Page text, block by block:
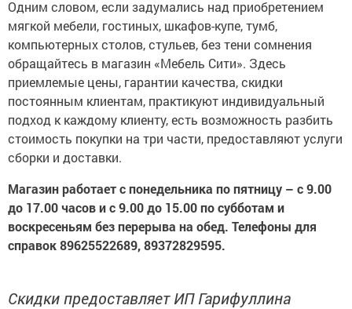
Одним словом, если задумались над приобретением
мягкой мебели, гостиных, шкафов-купе, тумб,
компьютерных столов, стульев, без тени сомнения
обращайтесь в магазин «Мебель Сити». Здесь
приемлемые цены, гарантии качества, скидки
постоянным клиентам, практикуют индивидуальный
подход к каждому клиенту, есть возможность разбить
стоимость покупки на три части, предоставляют услуги
сборки и доставки.
Магазин работает с понедельника по пятницу – с 9.00
до 17.00 часов и с 9.00 до 15.00 по субботам и
воскресеньям без перерыва на обед. Телефоны для
справок 89625522689, 89372829595.
Скидки предоставляет ИП Гарифуллина